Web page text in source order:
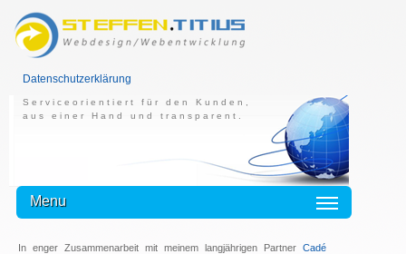
Datenschutzerklärung
Menu
Serviceorientiert für den Kunden,
aus einer Hand und transparent.
In enger Zusammenarbeit mit meinem langjährigen Partner Cadé